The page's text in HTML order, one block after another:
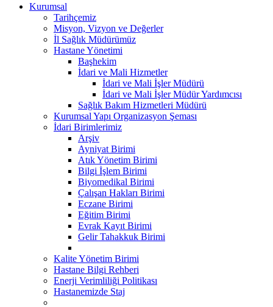
Kurumsal
Tarihçemiz
Misyon, Vizyon ve Değerler
İl Sağlık Müdürümüz
Hastane Yönetimi
Başhekim
İdari ve Mali Hizmetler
İdari ve Mali İşler Müdürü
İdari ve Mali İşler Müdür Yardımcısı
Sağlık Bakım Hizmetleri Müdürü
Kurumsal Yapı Organizasyon Şeması
İdari Birimlerimiz
Arşiv
Ayniyat Birimi
Atık Yönetim Birimi
Bilgi İşlem Birimi
Biyomedikal Birimi
Çalışan Hakları Birimi
Eczane Birimi
Eğitim Birimi
Evrak Kayıt Birimi
Gelir Tahakkuk Birimi
Kalite Yönetim Birimi
Hastane Bilgi Rehberi
Enerji Verimliliği Politikası
Hastanemizde Staj